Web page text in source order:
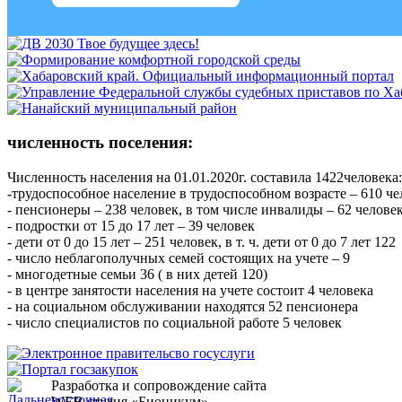
численность поселения:
Численность населения на 01.01.2020г. составила 1422человека:
-трудоспособное население в трудоспособном возрасте – 610
- пенсионеры – 238 человек, в том числе инвалиды – 62
- подростки от 15 до 17 лет – 39 человек
- дети от 0 до 15 лет – 251 человек, в т. ч. дети от 0 до 7 лет 122
- число неблагополучных семей состоящих на учете – 9
- многодетные семьи 36 ( в них детей 120)
- в центре занятости населения на учете состоит 4 человека
- на социальном обслуживании находятся 52 пенсионера
- число специалистов по социальной работе 5 человек
Разработка и сопровождение сайта